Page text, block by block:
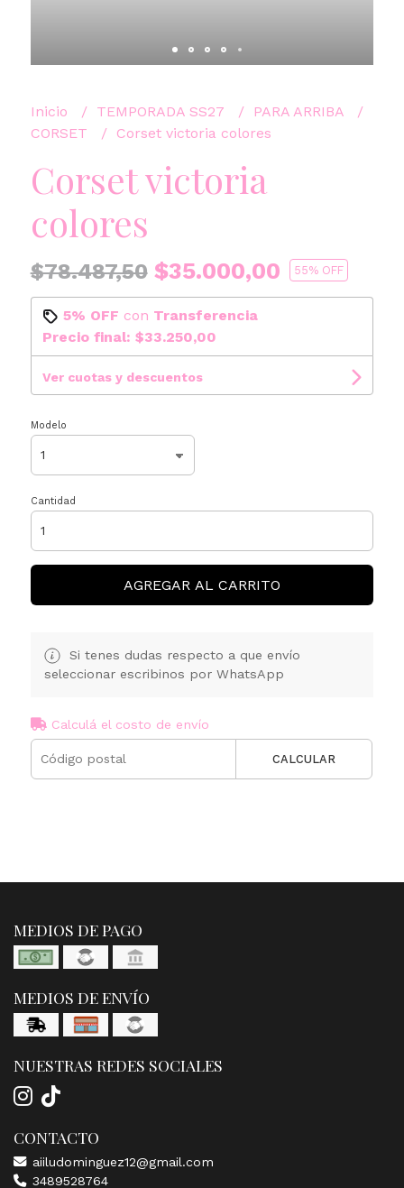
Inicio TEMPORADA SS27
PARA ARRIBA
CORSET
Corset victoria colores
Corset victoria
colores
$78.487,50$35.000,00 55% OFF
5% OFF con Transferencia
Precio final: $33.250,00
Ver cuotas y descuentos
Modelo
Cantidad
AGREGAR AL CARRITO
Si tenes dudas respecto a que envío
seleccionar escribinos por WhatsApp
Calculá el costo de envío
CALCULAR
MEDIOS DE PAGO
MEDIOS DE ENVÍO
NUESTRAS REDES SOCIALES
CONTACTO
aiiludominguez12@gmail.com
3489528764